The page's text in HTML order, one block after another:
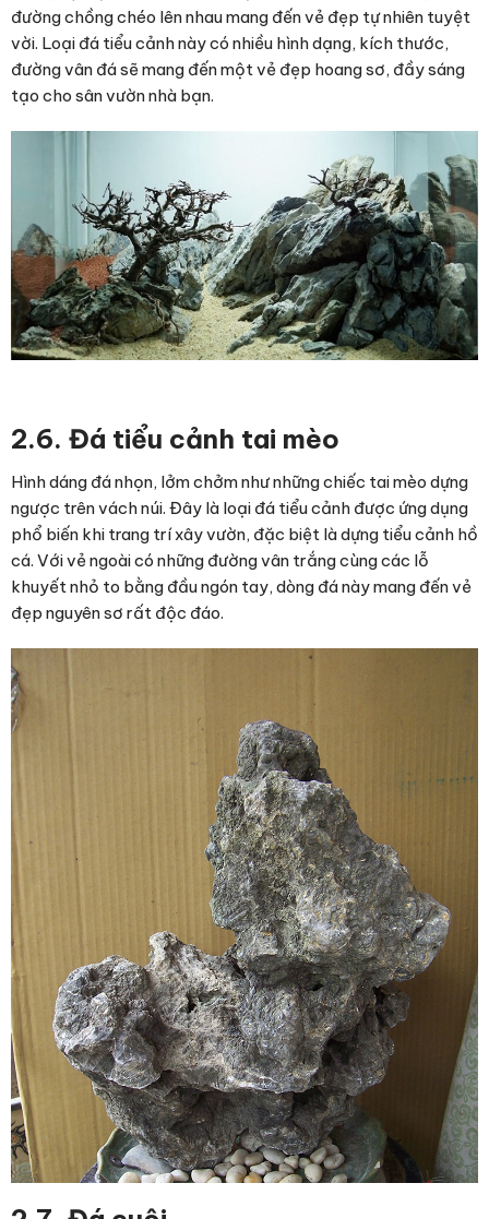
đường chồng chéo lên nhau mang đến vẻ đẹp tự nhiên tuyệt
vời. Loại đá tiểu cảnh này có nhiều hình dạng, kích thước,
đường vân đá sẽ mang đến một vẻ đẹp hoang sơ, đầy sáng
tạo cho sân vườn nhà bạn.
2.6. Đá tiểu cảnh tai mèo
Hình dáng đá nhọn, lởm chởm như những chiếc tai mèo dựng
ngược trên vách núi. Đây là loại đá tiểu cảnh được ứng dụng
phổ biến khi trang trí xây vườn, đặc biệt là dựng tiểu cảnh hồ
cá. Với vẻ ngoài có những đường vân trắng cùng các lỗ
khuyết nhỏ to bằng đầu ngón tay, dòng đá này mang đến vẻ
đẹp nguyên sơ rất độc đáo.